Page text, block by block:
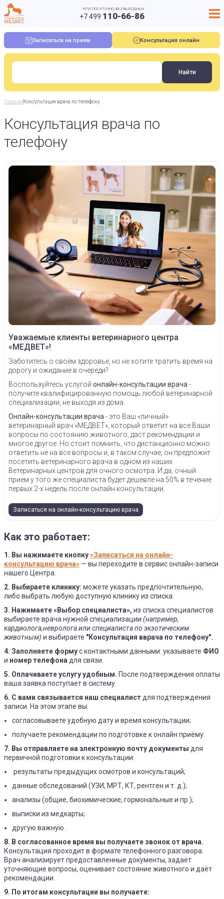
КРУГЛОСУТОЧНО, БЕЗ ВЫХОДНЫХ
+7 499 110-66-86
Записаться на прием Консультация онлайн
ГлавнаяКонсультация врача по телефону
Консультация врача по
телефону
Уважаемые клиенты ветеринарного центра
«МЕДВЕТ»!
Заботитесь о своём здоровье, но не хотите тратить время на
дорогу и ожидание в очереди?
Воспользуйтесь услугой онлайн-консультации врача -
получите квалифицированную помощь любой ветеринарной
специализации, не выходя из дома.
Онлайн-консультации врача - это Ваш «личный»
ветеринарный врач «МЕДВЕТ», который ответит на все Ваши
вопросы по состоянию животного, даст рекомендации и
многое другое. Но стоит помнить, что дистанционно можно
ответить не на все вопросы и, в таком случае, он предложит
посетить ветеринарного врача в одном из наших
Ветеринарных центров для очного осмотра. И да, очный
прием у того же специалиста будет дешевле на 50% в течение
первых 2-х недель после онлайн консультации.
Записаться на онлайн-консультацию врача
Как это работает:
1. Вы нажимаете кнопку«Записаться на онлайн-
консультацию врача» — вы переходите в сервис онлайн-записи
нашего Центра.
2. Выбираете клинику: можете указать предпочтительную,
либо выбрать любую доступную клинику из списка.
3. Нажимаете«Выбор специалиста», из списка специалистов
выбираете врача нужной специализации (например,
кардиолога,невролога или специалиста по экзотическим
животным) и выбираете "Консультация вврача по телефону".
4. Заполняете формус контактными данными: указываете ФИО
и номер телефона для связи.
5. Оплачиваете услугу удобным. После подтверждения оплаты
ваша заявка поступает в систему.
6. С вами связывается наш специалист для подтверждения
записи. На этом этапе вы:
согласовываете удобную дату и время консультации;
получаете рекомендации по подготовке к онлайн приёму.
7. Вы отправляете на электронную почту документы для
первичной подготовки к консультации:
результаты предыдущих осмотров и консультаций;
данные обследований (УЗИ, МРТ, КТ, рентген и т. д.);
анализы (общие, биохимические, гормональные и пр.);
выписки из медкарты;
другую важную .
8. В согласованное время вы получаете звонок от врача.
Консультация проходит в формате телефонного разговора.
Врач анализирует предоставленные документы, задаёт
уточняющие вопросы, оценивает состояние животного и даёт
рекомендации.
9. По итогам консультации вы получаете: